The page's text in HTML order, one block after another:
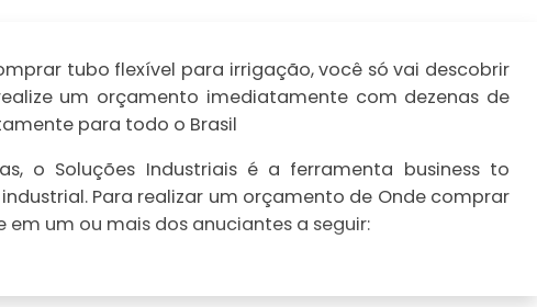
tubo flexível para irrigação, você só vai descobrir
um orçamento imediatamente com dezenas de
para todo o Brasil
o Soluções Industriais é a ferramenta business to
Para realizar um orçamento de Onde comprar
um ou mais dos anuciantes a seguir: